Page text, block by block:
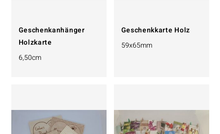
Geschenkanhänger
Holzkarte
6,50cm
Geschenkkarte Holz
59x65mm